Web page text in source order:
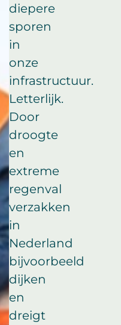
diepere
sporen
in
onze
infrastructuur.
Letterlijk.
Door
droogte
en
extreme
regenval
verzakken
in
Nederland
bijvoorbeeld
dijken
en
dreigt